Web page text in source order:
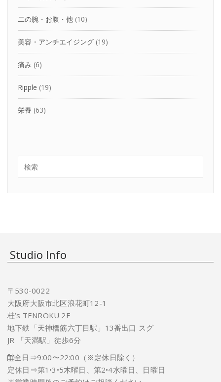
二の腕・お腹・他 (10)
美容・アンチエイジング (19)
痛み (6)
Ripple (19)
栄養 (63)
Studio Info
〒530-0022
大阪府大阪市北区浪花町12-1
桂’s TENROKU 2F
地下鉄「天神橋筋六丁目駅」13番出口 スグ
JR 「天満駅」徒歩6分
全日⇒9:00〜22:00（※定休日除く）
定休日⇒第1•3•5木曜日、第2•4水曜日、日曜日